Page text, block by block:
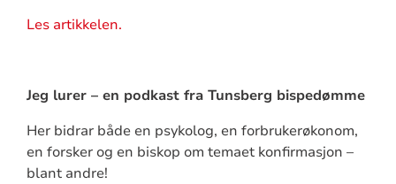
Les artikkelen.
Jeg lurer – en podkast fra Tunsberg bispedømme
Her bidrar både en psykolog, en forbrukerøkonom,
en forsker og en biskop om temaet konfirmasjon –
blant andre!